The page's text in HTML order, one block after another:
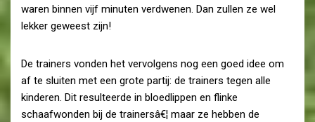
waren binnen vijf minuten verdwenen. Dan zullen ze wel
lekker geweest zijn!
De trainers vonden het vervolgens nog een goed idee om
af te sluiten met een grote partij: de trainers tegen alle
kinderen. Dit resulteerde in bloedlippen en flinke
schaafwonden bij de trainersâ€¦ maar ze hebben de